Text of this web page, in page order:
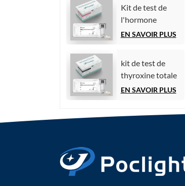
chimiluminescence)
Kit de test de
l'hormone
folliculo-
EN SAVOIR PLUS
kit de test de
thyroxine totale
(TT4)
EN SAVOIR PLUS